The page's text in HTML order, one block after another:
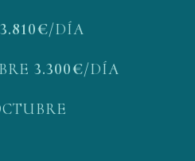
3.810€/DÍA
3.300€/DÍA